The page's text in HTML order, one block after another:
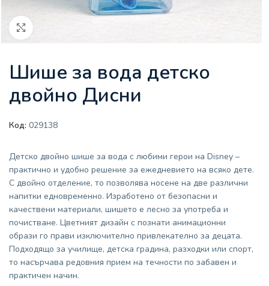
Шише за вода детско
двойно Дисни
Код: 029138
Детско двойно шише за вода с любими герои на Disney –
практично и удобно решение за ежедневието на всяко дете.
С двойно отделение, то позволява носене на две различни
напитки едновременно. Изработено от безопасни и
качествени материали, шишето е лесно за употреба и
почистване. Цветният дизайн с познати анимационни
образи го прави изключително привлекателно за децата.
Подходящо за училище, детска градина, разходки или спорт,
то насърчава редовния прием на течности по забавен и
практичен начин.